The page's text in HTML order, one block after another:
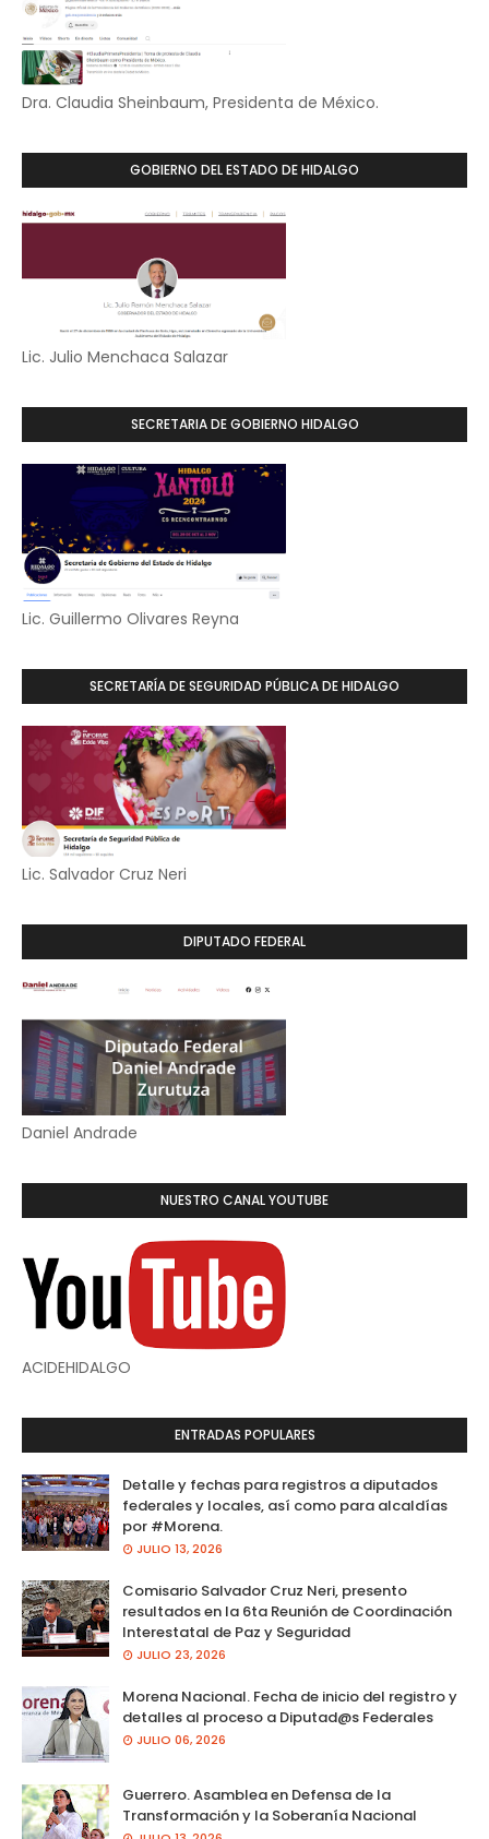
Dra. Claudia Sheinbaum, Presidenta de México.
GOBIERNO DEL ESTADO DE HIDALGO
Lic. Julio Menchaca Salazar
SECRETARIA DE GOBIERNO HIDALGO
Lic. Guillermo Olivares Reyna
SECRETARÍA DE SEGURIDAD PÚBLICA DE HIDALGO
Lic. Salvador Cruz Neri
DIPUTADO FEDERAL
Daniel Andrade
NUESTRO CANAL YOUTUBE
ACIDEHIDALGO
ENTRADAS POPULARES
Detalle y fechas para registros a diputados
federales y locales, así como para alcaldías
por #Morena.
JULIO 13, 2026
Comisario Salvador Cruz Neri, presento
resultados en la 6ta Reunión de Coordinación
Interestatal de Paz y Seguridad
JULIO 23, 2026
Morena Nacional. Fecha de inicio del registro y
detalles al proceso a Diputad@s Federales
JULIO 06, 2026
Guerrero. Asamblea en Defensa de la
Transformación y la Soberanía Nacional